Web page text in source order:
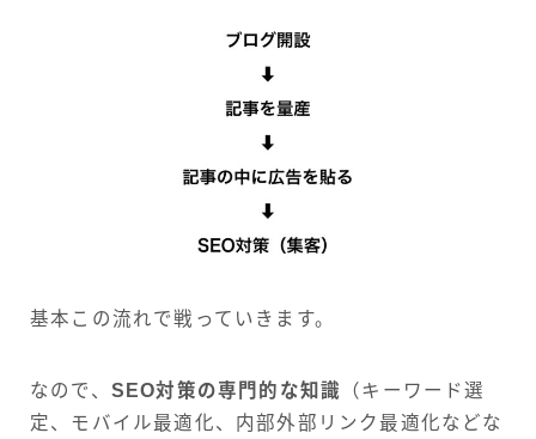
基本この流れで戦っていきます。
なので、 SEO対策の専門的な知識
（キーワード選
定、モバイル最適化、内部外部リンク最適化などな